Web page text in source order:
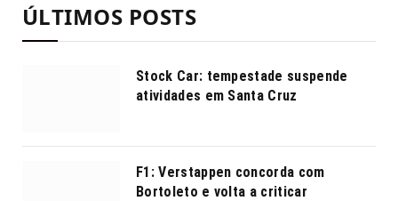
ÚLTIMOS POSTS
Stock Car: tempestade suspende
atividades em Santa Cruz
F1: Verstappen concorda com
Bortoleto e volta a criticar